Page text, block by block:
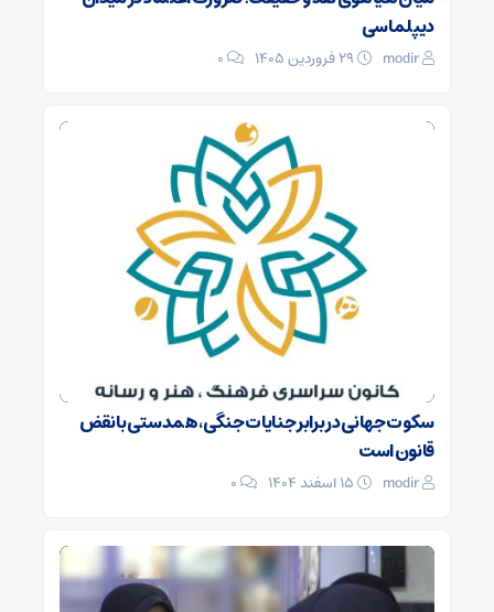
دیپلماسی
modir
0
سکوت جهانی در برابر جنایات جنگی، همدستی با نقض
قانون است
modir
0